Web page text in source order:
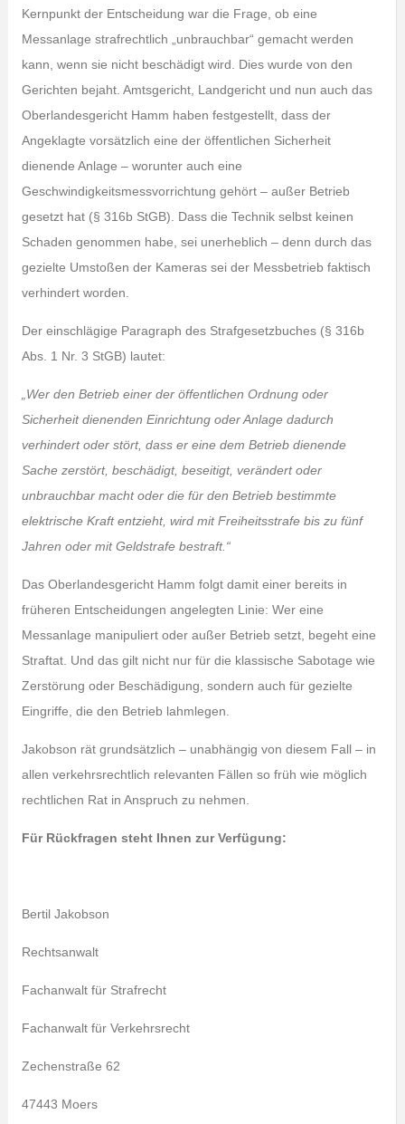
Kernpunkt der Entscheidung war die Frage, ob eine
Messanlage strafrechtlich „unbrauchbar“ gemacht werden
kann, wenn sie nicht beschädigt wird. Dies wurde von den
Gerichten bejaht. Amtsgericht, Landgericht und nun auch das
Oberlandesgericht Hamm haben festgestellt, dass der
Angeklagte vorsätzlich eine der öffentlichen Sicherheit
dienende Anlage – worunter auch eine
Geschwindigkeitsmessvorrichtung gehört – außer Betrieb
gesetzt hat (§ 316b StGB). Dass die Technik selbst keinen
Schaden genommen habe, sei unerheblich – denn durch das
gezielte Umstoßen der Kameras sei der Messbetrieb faktisch
verhindert worden.
Der einschlägige Paragraph des Strafgesetzbuches (§ 316b
Abs. 1 Nr. 3 StGB) lautet:
„Wer den Betrieb einer der öffentlichen Ordnung oder
Sicherheit dienenden Einrichtung oder Anlage dadurch
verhindert oder stört, dass er eine dem Betrieb dienende
Sache zerstört, beschädigt, beseitigt, verändert oder
unbrauchbar macht oder die für den Betrieb bestimmte
elektrische Kraft entzieht, wird mit Freiheitsstrafe bis zu fünf
Jahren oder mit Geldstrafe bestraft.“
Das Oberlandesgericht Hamm folgt damit einer bereits in
früheren Entscheidungen angelegten Linie: Wer eine
Messanlage manipuliert oder außer Betrieb setzt, begeht eine
Straftat. Und das gilt nicht nur für die klassische Sabotage wie
Zerstörung oder Beschädigung, sondern auch für gezielte
Eingriffe, die den Betrieb lahmlegen.
Jakobson rät grundsätzlich – unabhängig von diesem Fall – in
allen verkehrsrechtlich relevanten Fällen so früh wie möglich
rechtlichen Rat in Anspruch zu nehmen.
Für Rückfragen steht Ihnen zur Verfügung:
Bertil Jakobson
Rechtsanwalt
Fachanwalt für Strafrecht
Fachanwalt für Verkehrsrecht
Zechenstraße 62
47443 Moers